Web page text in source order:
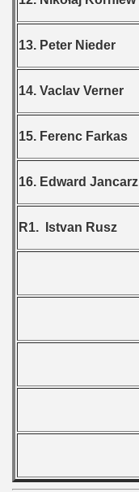
13. Peter Nieder
14. Vaclav Verner
15. Ferenc Farkas
16. Edward Jancarz
R1. Istvan Rusz